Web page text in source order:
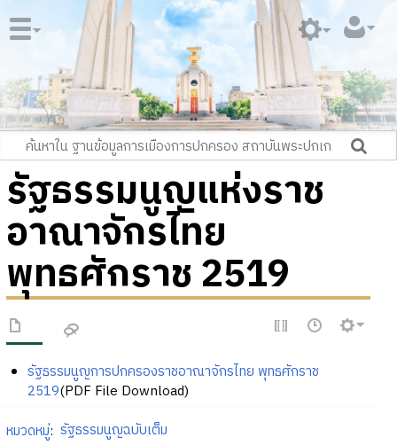
รัฐธรรมนูญแห่งราช
อาณาจักรไทย
พุทธศักราช 2519
รัฐธรรมนูญการปกครองราชอาณาจักรไทย พุทธศักราช
2519(PDF File Download)
หมวดหมู่: รัฐธรรมนูญฉบับเต็ม